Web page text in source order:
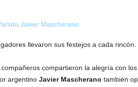
llevaron sus festejos a cada rincón.
compartieron la alegría con
argentino Javier Mascherano también